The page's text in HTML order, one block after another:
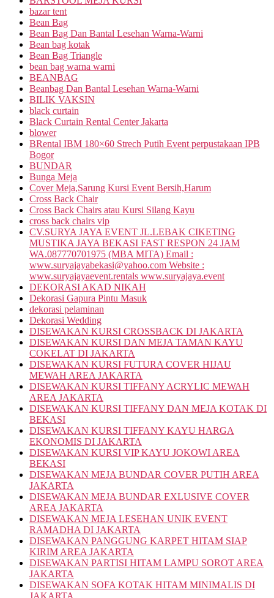
bazar tent
Bean Bag
Bean Bag Dan Bantal Lesehan Warna-Warni
Bean bag kotak
Bean Bag Triangle
bean bag warna warni
BEANBAG
Beanbag Dan Bantal Lesehan Warna-Warni
BILIK VAKSIN
black curtain
Black Curtain Rental Center Jakarta
blower
BRental IBM 180×60 Strech Putih Event perpustakaan IPB
Bogor
BUNDAR
Bunga Meja
Cover Meja,Sarung Kursi Event Bersih,Harum
Cross Back Chair
Cross Back Chairs atau Kursi Silang Kayu
cross back chairs vip
CV.SURYA JAYA EVENT JL.LEBAK CIKETING
MUSTIKA JAYA BEKASI FAST RESPON 24 JAM
WA.087770701975 (MBA MITA) Email :
www.suryajayabekasi@yahoo.com Website :
www.suryajayaevent.rentals www.suryajaya.event
DEKORASI AKAD NIKAH
Dekorasi Gapura Pintu Masuk
dekorasi pelaminan
Dekorasi Wedding
DISEWAKAN KURSI CROSSBACK DI JAKARTA
DISEWAKAN KURSI DAN MEJA TAMAN KAYU
COKELAT DI JAKARTA
DISEWAKAN KURSI FUTURA COVER HIJAU
MEWAH AREA JAKARTA
DISEWAKAN KURSI TIFFANY ACRYLIC MEWAH
AREA JAKARTA
DISEWAKAN KURSI TIFFANY DAN MEJA KOTAK DI
BEKASI
DISEWAKAN KURSI TIFFANY KAYU HARGA
EKONOMIS DI JAKARTA
DISEWAKAN KURSI VIP KAYU JOKOWI AREA
BEKASI
DISEWAKAN MEJA BUNDAR COVER PUTIH AREA
JAKARTA
DISEWAKAN MEJA BUNDAR EXLUSIVE COVER
AREA JAKARTA
DISEWAKAN MEJA LESEHAN UNIK EVENT
RAMADHA DI JAKARTA
DISEWAKAN PANGGUNG KARPET HITAM SIAP
KIRIM AREA JAKARTA
DISEWAKAN PARTISI HITAM LAMPU SOROT AREA
JAKARTA
DISEWAKAN SOFA KOTAK HITAM MINIMALIS DI
JAKARTA